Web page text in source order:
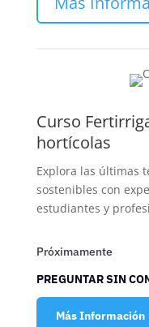
Curso
hortícolas
Explora las últimas
sostenibles con
estudiantes y
Próximamente
PREGUNTAR SIN
Más Información